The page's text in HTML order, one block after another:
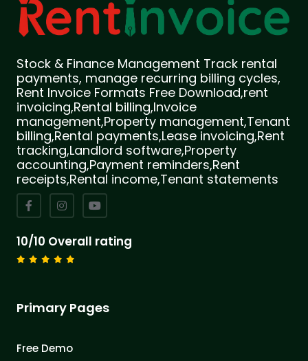
Stock & Finance Management Track rental
payments, manage recurring billing cycles,
Rent Invoice Formats Free Download,rent
invoicing,Rental billing,Invoice
management,Property management,Tenant
billing,Rental payments,Lease invoicing,Rent
tracking,Landlord software,Property
accounting,Payment reminders,Rent
receipts,Rental income,Tenant statements
10/10 Overall rating
Primary Pages
Free Demo